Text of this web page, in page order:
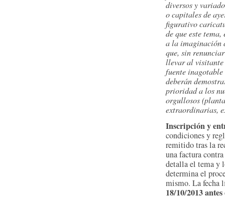
diversos y
o capitales de
figurativo
de que este
a la imaginación
que, sin
llevar al visitante
fuente
deberán
prioridad a los
orgullosos
extraordinarias,
Inscripción y
condiciones y
remitido tras la
una factura
detalla el tema y
determina el
mismo. La fecha
18/10/2013